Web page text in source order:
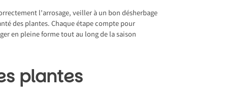
l’arrosage, veiller à un bon désherbage
des plantes. Chaque étape compte pour
en pleine forme tout au long de la saison
plantes